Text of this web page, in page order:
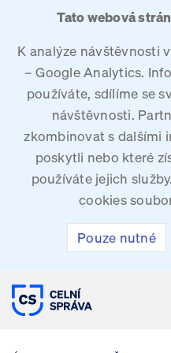
Tato webová
K analýze návštěvnosti
– Google Analytics.
používáte, sdílíme se
návštěvnosti.
zkombinovat s dalšími
poskytli nebo které
používáte jejich
cookies
Pouze nutné
CELNÍ